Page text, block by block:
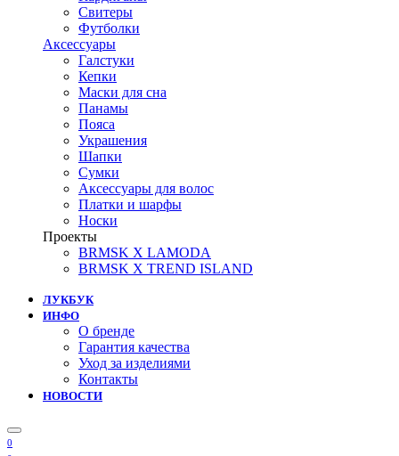
Свитеры
Футболки
Аксессуары
Галстуки
Кепки
Маски для сна
Панамы
Пояса
Украшения
Шапки
Сумки
Аксессуары для волос
Платки и шарфы
Носки
Проекты
BRMSK X LAMODA
BRMSK X TREND ISLAND
ЛУКБУК
ИНФО
О бренде
Гарантия качества
Уход за изделиями
Контакты
НОВОСТИ
0